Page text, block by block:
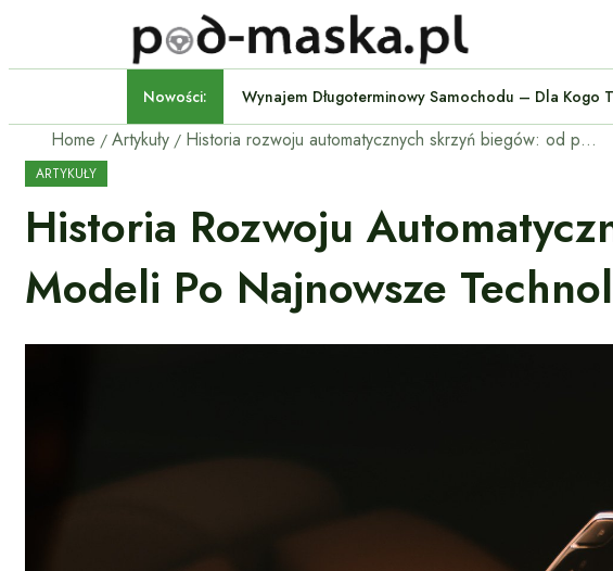
Nowości: Wynajem Długoterminowy Samochodu – Dla
Home Artykuły Historia rozwoju automatycznych skrzyń biegów: od pierwszych modeli po najnowsze technologie.
ARTYKUŁY
Historia Rozwoju
Modeli Po Najnowsze